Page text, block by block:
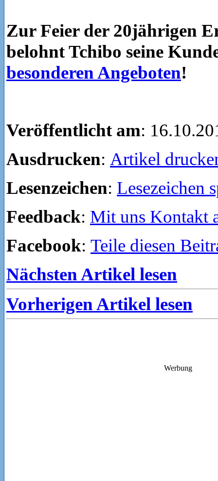
Zur Feier der 20jährigen
belohnt Tchibo seine
besonderen Angeboten!
Veröffentlicht am:
Ausdrucken: Artikel
Lesenzeichen: Lesezeichen
Feedback: Mit uns Kontakt
Facebook: Teile diesen
Nächsten Artikel lesen
Vorherigen Artikel lesen
Werbung